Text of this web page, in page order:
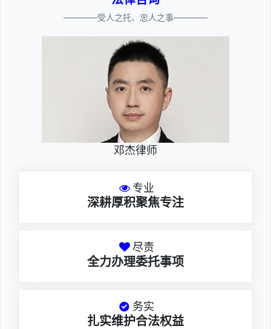
————受人之托、忠人之事————
邓杰律师
专业
深耕厚积聚焦专注
尽责
全力办理委托事项
务实
扎实维护合法权益